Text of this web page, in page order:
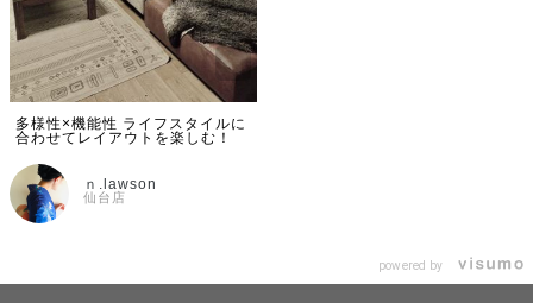
多様性×機能性 ライフスタイルに
合わせてレイアウトを楽しむ！
仙台店
ｎ.lawson
powered by